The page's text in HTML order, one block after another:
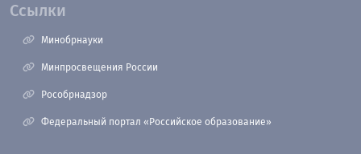
Ссылки
Минобрнауки
Минпросвещения России
Рособрнадзор
Федеральный портал «Российское образование»